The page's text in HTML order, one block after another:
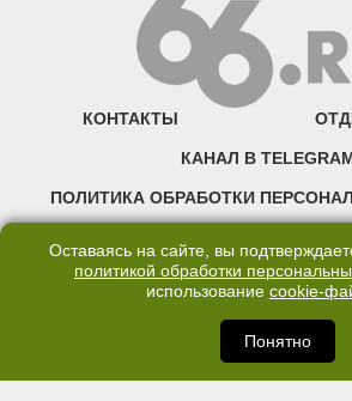
КОНТАКТЫ
КАНАЛ В
ПОЛИТИКА ОБРАБОТКИ
©2007—2025 66.RU. Воспроизведение, сообщение,
правообладателя запрещено. Сетевое издание
Екатеринбурга — «66.ru» (18+) зарегистрировано
надзору в сфере связи, информационных технологий
(Роскомнадзор). Регистрационный номер ЭЛ № ФС 77
Оставаясь на сайте, вы
политикой обработки
использование cookie-
Понятно